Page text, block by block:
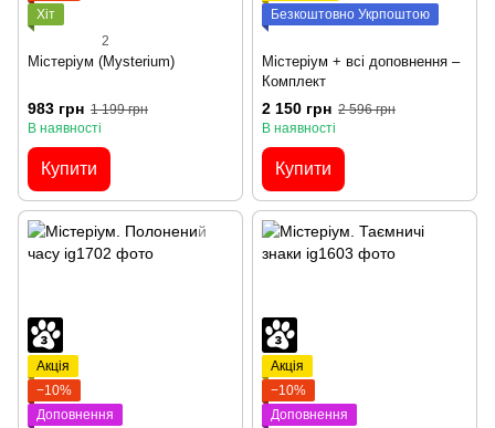
Хіт
2
Містеріум (Mysterium)
983 грн 1 199 грн
В наявності
Купити
Безкоштовно Укрпоштою
Містеріум + всі доповнення –
Комплект
2 150 грн 2 596 грн
В наявності
Купити
Акція
−10%
Доповнення
Акція
−10%
Доповнення